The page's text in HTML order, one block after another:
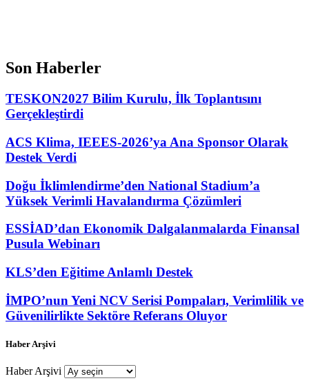
Son Haberler
TESKON2027 Bilim Kurulu, İlk Toplantısını
Gerçekleştirdi
ACS Klima, IEEES-2026’ya Ana Sponsor Olarak
Destek Verdi
Doğu İklimlendirme’den National Stadium’a
Yüksek Verimli Havalandırma Çözümleri
ESSİAD’dan Ekonomik Dalgalanmalarda Finansal
Pusula Webinarı
KLS’den Eğitime Anlamlı Destek
İMPO’nun Yeni NCV Serisi Pompaları, Verimlilik ve
Güvenilirlikte Sektöre Referans Oluyor
Haber Arşivi
Haber Arşivi